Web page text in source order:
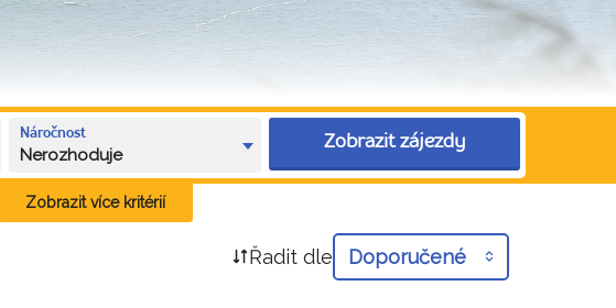
Náročnost
Nerozhoduje
Zobrazit zájezdy
Zobrazit více kritérií
Řadit dle Doporučené